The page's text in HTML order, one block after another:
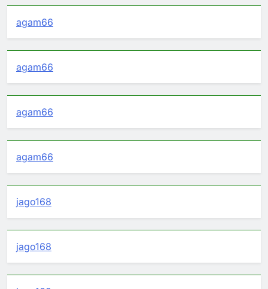
agam66
agam66
agam66
agam66
jago168
jago168